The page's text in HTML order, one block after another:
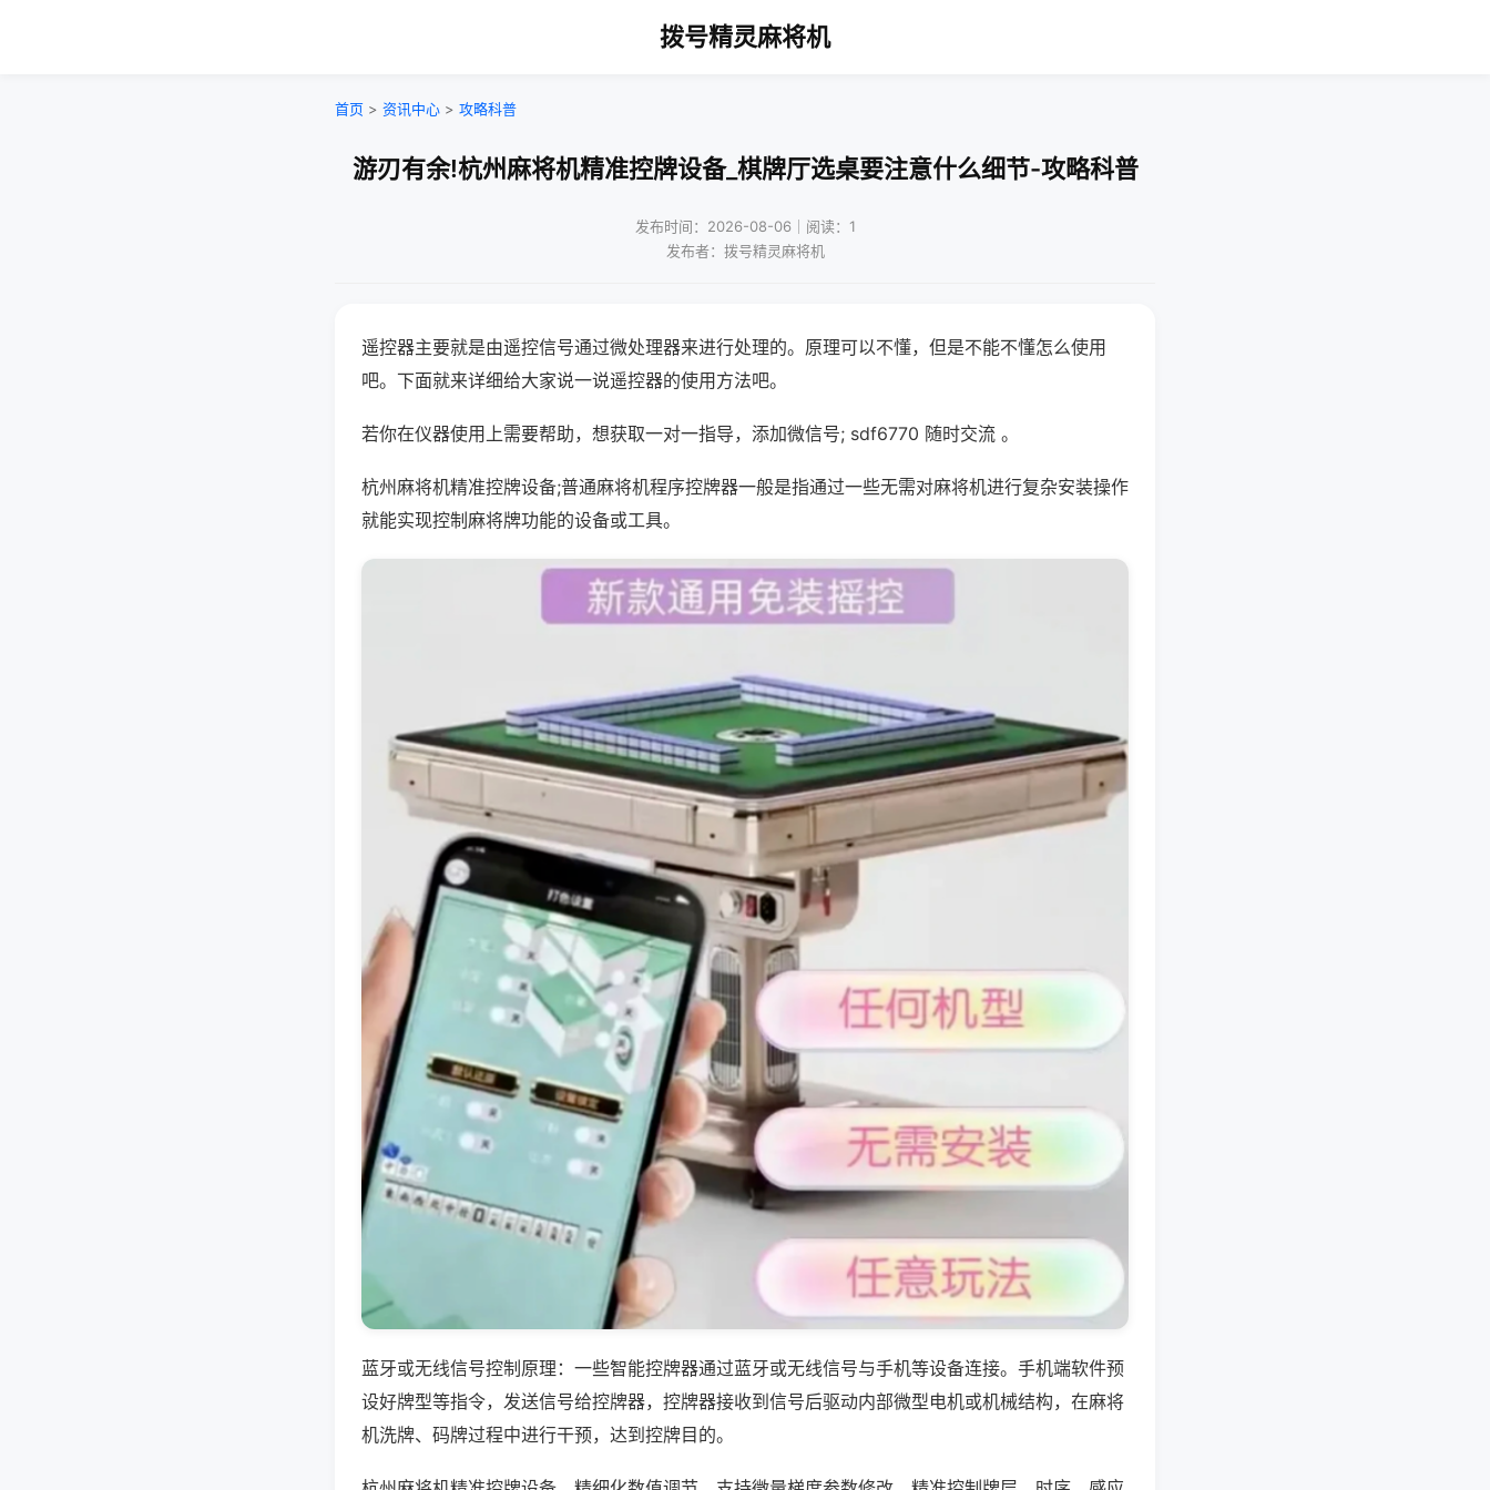
拨号精灵麻将机
首页 > 资讯中心 > 攻略科普
游刃有余!杭州麻将机精准控牌设备_棋牌厅选桌要注意什么细节-攻略科普
发布时间：2026-08-06｜阅读：1
发布者：拨号精灵麻将机
遥控器主要就是由遥控信号通过微处理器来进行处理的。原理可以不懂，但是不能不懂怎么使用
吧。下面就来详细给大家说一说遥控器的使用方法吧。
若你在仪器使用上需要帮助，想获取一对一指导，添加微信号; sdf6770 随时交流 。
杭州麻将机精准控牌设备;普通麻将机程序控牌器一般是指通过一些无需对麻将机进行复杂安装操作
就能实现控制麻将牌功能的设备或工具。
蓝牙或无线信号控制原理：一些智能控牌器通过蓝牙或无线信号与手机等设备连接。手机端软件预
设好牌型等指令，发送信号给控牌器，控牌器接收到信号后驱动内部微型电机或机械结构，在麻将
机洗牌、码牌过程中进行干预，达到控牌目的。